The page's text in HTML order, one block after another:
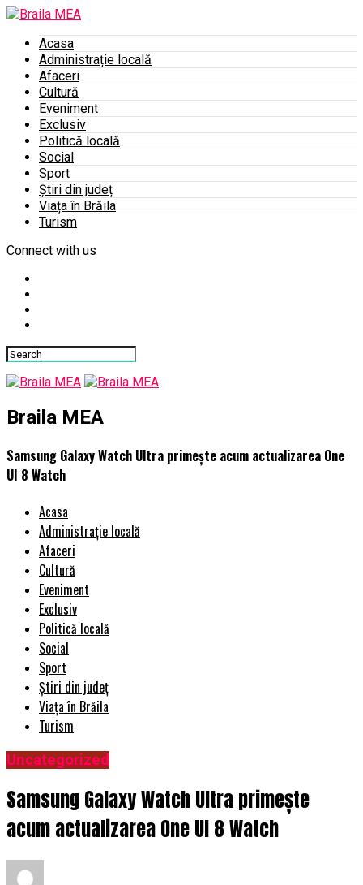
Acasa
Administrație locală
Afaceri
Cultură
Eveniment
Exclusiv
Politică locală
Social
Sport
Știri din județ
Viața în Brăila
Turism
Connect with us
Braila MEA
Samsung Galaxy Watch Ultra primește acum actualizarea One
UI 8 Watch
Acasa
Administrație locală
Afaceri
Cultură
Eveniment
Exclusiv
Politică locală
Social
Sport
Știri din județ
Viața în Brăila
Turism
Uncategorized
Samsung Galaxy Watch Ultra primește
acum actualizarea One UI 8 Watch